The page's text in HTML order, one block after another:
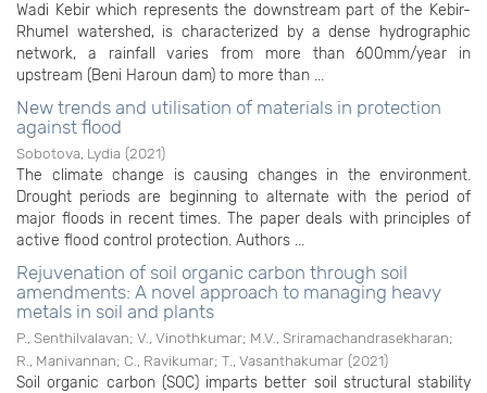
Wadi Kebir which represents the downstream part of the Kebir-
Rhumel watershed, is characterized by a dense hydrographic
network, a rainfall varies from more than 600mm/year in
upstream (Beni Haroun dam) to more than ...
New trends and utilisation of materials in protection
against flood
Sobotova, Lydia (2021)
The climate change is causing changes in the environment.
Drought periods are beginning to alternate with the period of
major floods in recent times. The paper deals with principles of
active flood control protection. Authors ...
Rejuvenation of soil organic carbon through soil
amendments: A novel approach to managing heavy
metals in soil and plants
P., Senthilvalavan; V., Vinothkumar; M.V., Sriramachandrasekharan;
R., Manivannan; C., Ravikumar; T., Vasanthakumar (2021)
Soil organic carbon (SOC) imparts better soil structural stability